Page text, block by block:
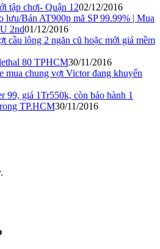
tập chơi- Quận 1202/12/2016
Bán AT900p mã SP 99.99% | Mua
2nd01/12/2016
cầu lông 2 ngăn cũ hoặc mới giá mềm
80 TPHCM30/11/2016
mua chung vợt Victor đang khuyến
99, giá 1Tr550k, còn bảo hành 1
TP.HCM30/11/2016